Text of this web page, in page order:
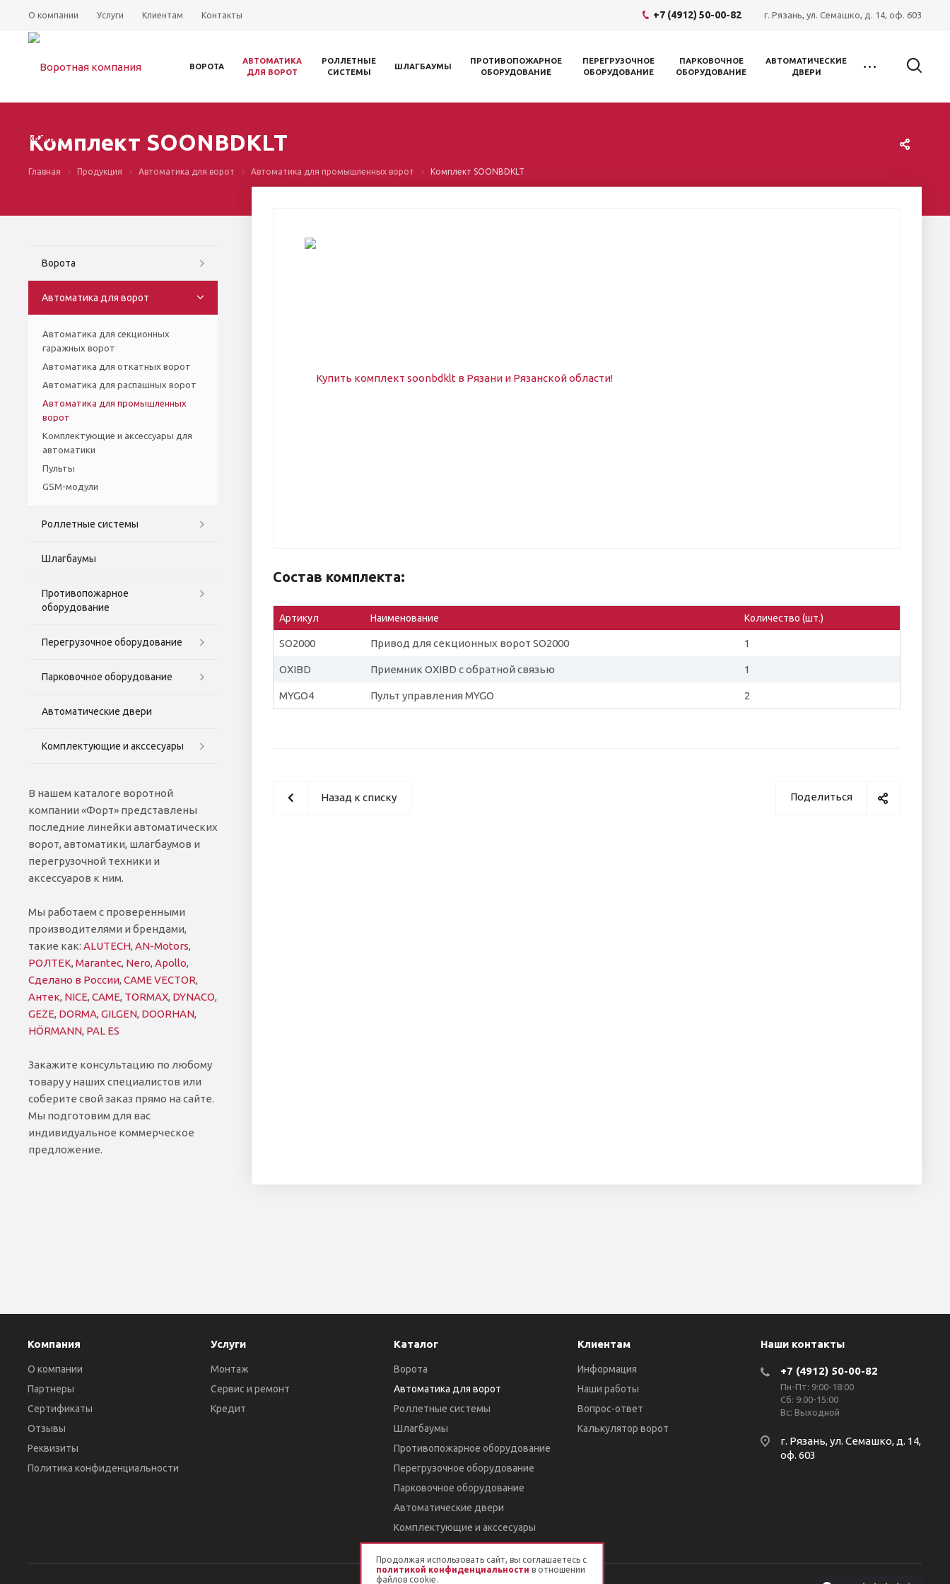
О компании Услуги Клиентам Контакты г. Рязань, ул. Семашко, д. 14, оф. 603
+7 (4912) 50-00-82
ВОРОТА
АВТОМАТИКА
ДЛЯ ВОРОТ
РОЛЛЕТНЫЕ
СИСТЕМЫ
ШЛАГБАУМЫ
ПРОТИВОПОЖАРНОЕ
ОБОРУДОВАНИЕ
ПЕРЕГРУЗОЧНОЕ
ОБОРУДОВАНИЕ
ПАРКОВОЧНОЕ
ОБОРУДОВАНИЕ
АВТОМАТИЧЕСКИЕ
ДВЕРИ
Комплект SOONBDKLT
Главная Продукция Автоматика для ворот Автоматика для промышленных ворот Комплект SOONBDKLT
Состав комплекта:
Артикул Наименование Количество (шт.)
SO2000 Привод для секционных ворот SO2000 1
OXIBD Приемник OXIBD с обратной связью 1
MYGO4 Пульт управления MYGO 2
Поделиться
Назад к списку
Ворота
Автоматика для ворот
Автоматика для секционных
гаражных ворот
Автоматика для откатных ворот
Автоматика для распашных ворот
Автоматика для промышленных
ворот
Комплектующие и аксессуары для
автоматики
Пульты
GSM-модули
Роллетные системы
Шлагбаумы
Противопожарное
оборудование
Перегрузочное оборудование
Парковочное оборудование
Автоматические двери
Комплектующие и акссесуары
В нашем каталоге воротной
компании «Форт» представлены
последние линейки автоматических
ворот, автоматики, шлагбаумов и
перегрузочной техники и
аксессуаров к ним.
Мы работаем с проверенными
производителями и брендами,
такие как: ALUTECH, AN-Motors,
РОЛТЕК, Marantec, Nero, Apollo,
Сделано в России, CAME VECTOR,
Антек, NICE, CAME, TORMAX, DYNACO,
GEZE, DORMA, GILGEN, DOORHAN,
HÖRMANN, PAL ES
Закажите консультацию по любому
товару у наших специалистов или
соберите свой заказ прямо на сайте.
Мы подготовим для вас
индивидуальное коммерческое
предложение.
Компания
О компании
Партнеры
Сертификаты
Отзывы
Реквизиты
Политика конфиденциальности
Услуги
Монтаж
Сервис и ремонт
Кредит
Каталог
Ворота
Автоматика для ворот
Роллетные системы
Шлагбаумы
Противопожарное оборудование
Перегрузочное оборудование
Парковочное оборудование
Автоматические двери
Комплектующие и акссесуары
Клиентам
Информация
Наши работы
Вопрос-ответ
Калькулятор ворот
Наши контакты
+7 (4912) 50-00-82
Пн-Пт: 9:00-18:00
Сб: 9:00-15:00
Вс: Выходной
г. Рязань, ул. Семашко, д. 14,
оф. 603
Продолжая использовать сайт, вы соглашаетесь с
политикой конфиденциальности в отношении
файлов cookie.